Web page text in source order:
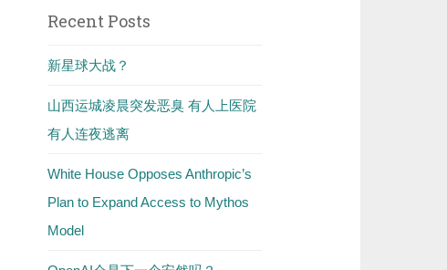
Recent Posts
新星球大战？
山西运城凌晨突发恶臭 有人上医院
有人连夜逃离
White House Opposes Anthropic’s
Plan to Expand Access to Mythos
Model